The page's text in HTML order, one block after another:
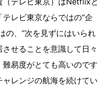
レビ東京ならではの“企
の、“次を見ずにはいられ
せることを意識して日々
易度がとても高いのです
レンジの航海を続けてい